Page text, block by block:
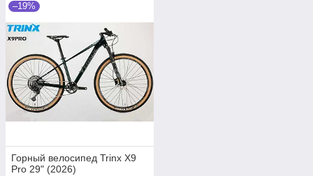
–19%
Горный велосипед Trinx X9
Pro 29" (2026)